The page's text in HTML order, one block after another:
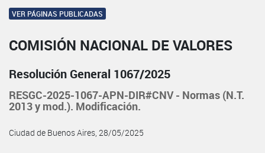
VER PÁGINAS PUBLICADAS
COMISIÓN NACIONAL DE VALORES
Resolución General 1067/2025
RESGC-2025-1067-APN-DIR#CNV - Normas (N.T.
2013 y mod.). Modificación.
Ciudad de Buenos Aires, 28/05/2025